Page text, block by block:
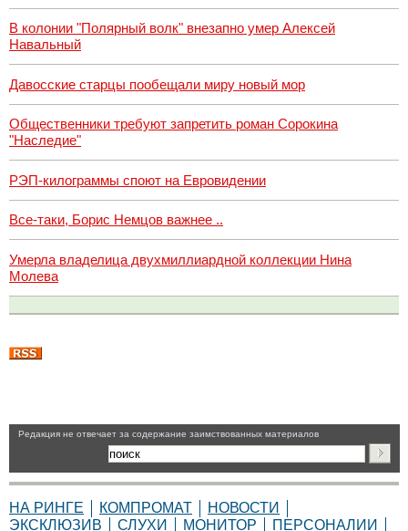
В колонии "Полярный волк" внезапно умер Алексей
Навальный
Давосские старцы пообещали миру новый мор
Общественники требуют запретить роман Сорокина
"Наследие"
РЭП-килограммы споют на Евровидении
Все-таки, Борис Немцов важнее ..
Умерла владелица двухмиллиардной коллекции Нина
Молева
Pедакция не отвечает за содержание заимствованных материалов
НА РИНГЕ КОМПРОМАТ
НОВОСТИ
ЭКСКЛЮЗИВ
СЛУХИ МОНИТОР ПЕРСОНАЛИИ